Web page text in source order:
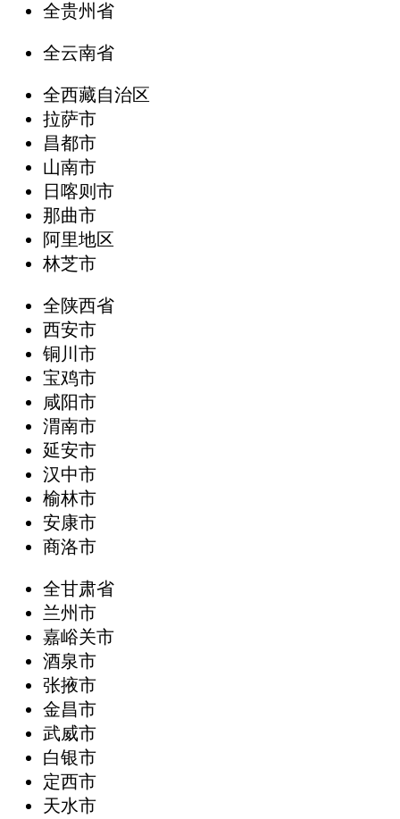
全贵州省
全云南省
全西藏自治区
拉萨市
昌都市
山南市
日喀则市
那曲市
阿里地区
林芝市
全陕西省
西安市
铜川市
宝鸡市
咸阳市
渭南市
延安市
汉中市
榆林市
安康市
商洛市
全甘肃省
兰州市
嘉峪关市
酒泉市
张掖市
金昌市
武威市
白银市
定西市
天水市